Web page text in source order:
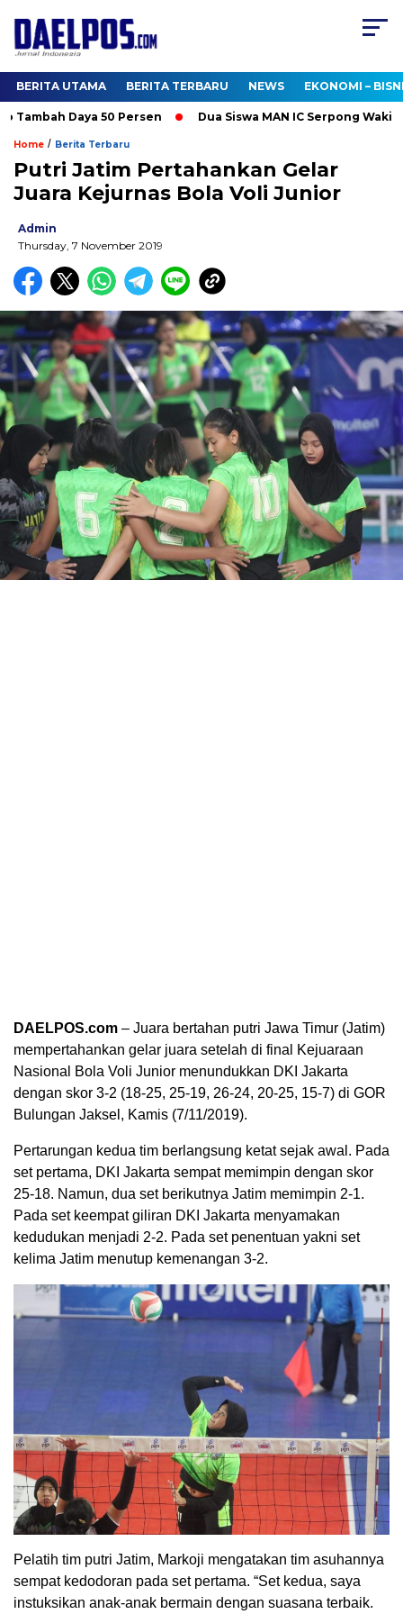
BERITA UTAMA BERITA TERBARU NEWS EKONOMI –
Daya 50 Persen Dua Siswa MAN IC Serpong Wakili RI
Home / Berita Terbaru
Putri Jatim Pertahankan Gelar
Juara Kejurnas Bola Voli Junior
Admin
Thursday, 7 November 2019
DAELPOS.com – Juara bertahan putri Jawa Timur (Jatim)
mempertahankan gelar juara setelah di final Kejuaraan
Nasional Bola Voli Junior menundukkan DKI Jakarta
dengan skor 3-2 (18-25, 25-19, 26-24, 20-25, 15-7) di GOR
Bulungan Jaksel, Kamis (7/11/2019).
Pertarungan kedua tim berlangsung ketat sejak awal. Pada
set pertama, DKI Jakarta sempat memimpin dengan skor
25-18. Namun, dua set berikutnya Jatim memimpin 2-1.
Pada set keempat giliran DKI Jakarta menyamakan
kedudukan menjadi 2-2. Pada set penentuan yakni set
kelima Jatim menutup kemenangan 3-2.
Pelatih tim putri Jatim, Markoji mengatakan tim asuhannya
sempat kedodoran pada set pertama. “Set kedua, saya
instuksikan anak-anak bermain dengan suasana terbaik.